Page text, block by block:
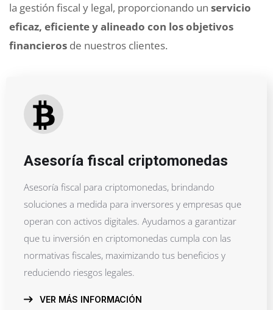
la gestión fiscal y legal, proporcionando un servicio
eficaz, eficiente y alineado con los objetivos
financieros de nuestros clientes.
Asesoría fiscal criptomonedas
Asesoría fiscal para criptomonedas, brindando
soluciones a medida para inversores y empresas que
operan con activos digitales. Ayudamos a garantizar
que tu inversión en criptomonedas cumpla con las
normativas fiscales, maximizando tus beneficios y
reduciendo riesgos legales.
VER MÁS INFORMACIÓN